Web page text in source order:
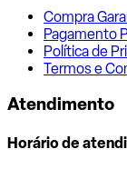
Compra
Pagamento
Política de
Termos e
Atendimento
Horário de